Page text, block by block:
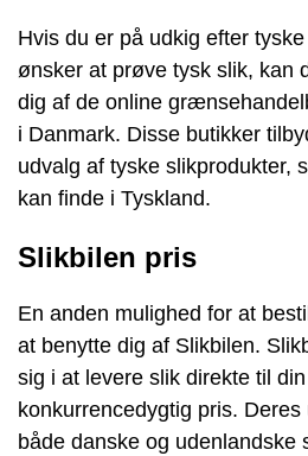
Hvis du er på udkig efter
ønsker at prøve tysk slik, kan
dig af de online
i Danmark. Disse butikker
udvalg af tyske slikprodukter,
kan finde i Tyskland.
Slikbilen pris
En anden mulighed for at
at benytte dig af Slikbilen.
sig i at levere slik direkte til
konkurrencedygtig pris.
både danske og